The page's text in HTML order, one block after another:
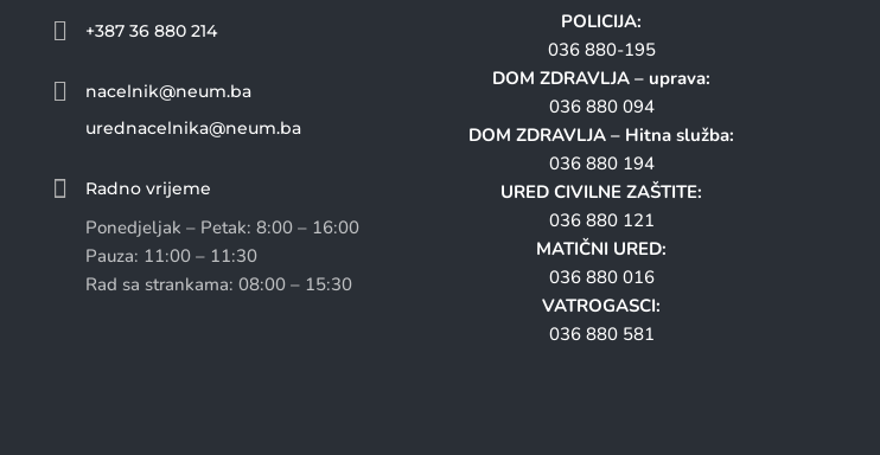
 +387 36 880 214

nacelnik@neum.ba
urednacelnika@neum.ba
 Radno vrijeme
Ponedjeljak – Petak: 8:00 – 16:00
Pauza: 11:00 – 11:30
Rad sa strankama: 08:00 – 15:30
POLICIJA:
036 880-195
DOM ZDRAVLJA – uprava:
036 880 094
DOM ZDRAVLJA – Hitna služba:
036 880 194
URED CIVILNE ZAŠTITE:
036 880 121
MATIČNI URED:
036 880 016
VATROGASCI:
036 880 581